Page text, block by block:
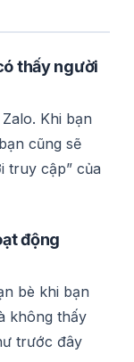
thấy người
Khi bạn
cũng sẽ
truy cập” của
động
bè khi bạn
không thấy
trước đây